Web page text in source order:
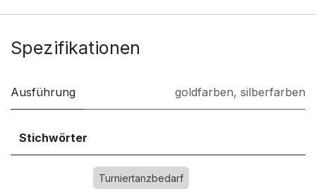
Spezifikationen
Ausführung goldfarben, silberfarben
Stichwörter
Turniertanzbedarf